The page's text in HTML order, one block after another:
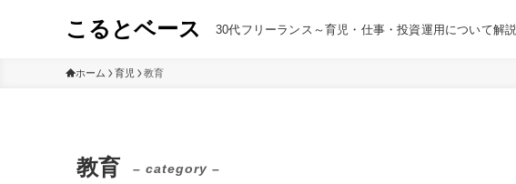
こるとベース 30代フリーランス～育児・仕事・投資運用について解説
ホーム 育児 教育
教育 – category –